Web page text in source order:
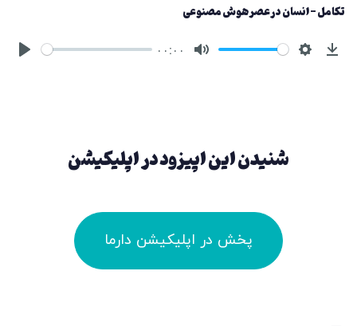
تکامل - انسان در عصر هوش مصنوعی
۰۰:۰۰
شنیدن این اپیزود در اپلیکیشن
پخش در اپلیکیشن دارما